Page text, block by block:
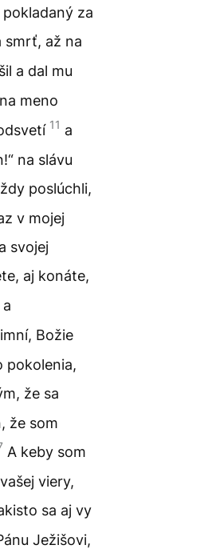
za
smrť, až na
a dal mu
meno
11 a
na slávu
poslúchli,
v mojej
svojej
aj konáte,
Božie
pokolenia,
že sa
že som
A keby som
viery,
sa aj vy
Ježišovi,